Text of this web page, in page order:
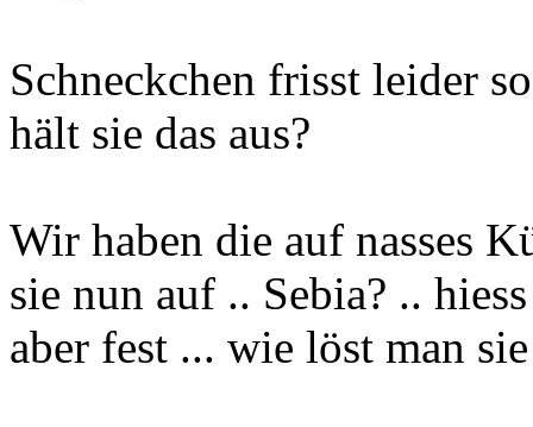
Schneckchen frisst leider
hält sie das aus?
Wir haben die auf nasses
sie nun auf .. Sebia? ..
aber fest ... wie löst man